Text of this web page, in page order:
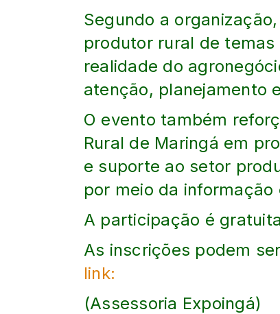
Segundo a
produtor rural de
realidade do
atenção, planejamento
O evento também
Rural de Maringá em
e suporte ao setor
por meio da
A participação é
As inscrições podem ser
link:
(Assessoria Expoingá)